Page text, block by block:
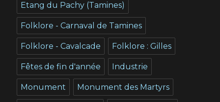
Etang du Pachy (Tamines)
Folklore - Carnaval de Tamines
Folklore - Cavalcade Folklore : Gilles
Fêtes de fin d'année Industrie
Monument Monument des Martyrs